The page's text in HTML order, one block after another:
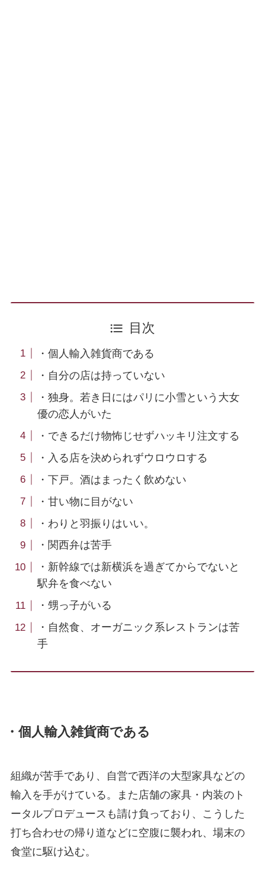
目次
・個人輸入雑貨商である
・自分の店は持っていない
・独身。若き日にはパリに小雪という大女
優の恋人がいた
・できるだけ物怖じせずハッキリ注文する
・入る店を決められずウロウロする
・下戸。酒はまったく飲めない
・甘い物に目がない
・わりと羽振りはいい。
・関西弁は苦手
・新幹線では新横浜を過ぎてからでないと
駅弁を食べない
・甥っ子がいる
・自然食、オーガニック系レストランは苦
手
・個人輸入雑貨商である
組織が苦手であり、自営で西洋の大型家具などの
輸入を手がけている。また店舗の家具・内装のト
ータルプロデュースも請け負っており、こうした
打ち合わせの帰り道などに空腹に襲われ、場末の
食堂に駆け込む。